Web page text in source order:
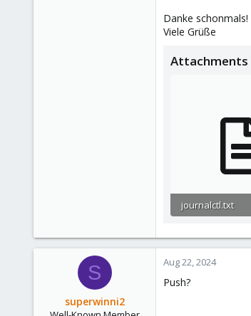
Danke schonmals!
Viele Grüße
Attachments
journalctl.txt
S
superwinni2
Aug 22, 2024
Push?